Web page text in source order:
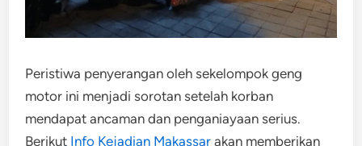
Peristiwa penyerangan oleh sekelompok geng
motor ini menjadi sorotan setelah korban
mendapat ancaman dan penganiayaan serius.
Berikut Info Kejadian Makassar akan memberikan